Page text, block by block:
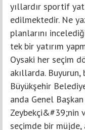
yıllardır sportif
edilmektedir. Ne
planlarını
tek bir yatırım
Oysaki her seçim
akıllarda. Buyurun,
Büyükşehir
anda Genel
Zeybekçi&#39;nin
seçimde bir müjde,